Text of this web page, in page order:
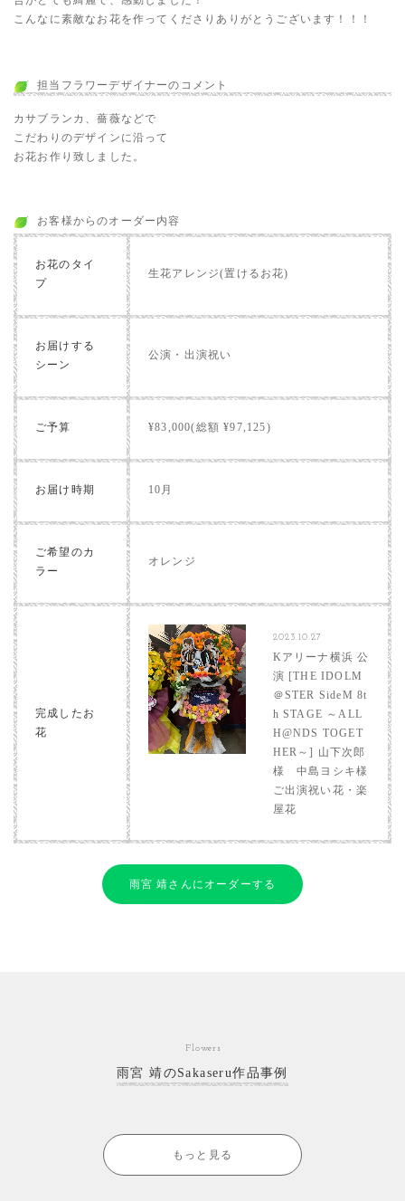
こんなに素敵なお花を作ってくださりありがとうございます！！！
担当フラワーデザイナーのコメント
カサブランカ、薔薇などで
こだわりのデザインに沿って
お花お作り致しました。
お客様からのオーダー内容
お花のタイ
プ
生花アレンジ(置けるお花)
お届けする
シーン
公演・出演祝い
ご予算 ¥83,000(総額 ¥97,125)
お届け時期 10月
ご希望のカ
ラー
オレンジ
完成したお
花
2023.10.27
Kアリーナ横浜 公
演 [THE IDOLM
＠STER SideM 8t
h STAGE ～ALL
H@NDS TOGET
HER～] 山下次郎
様 中島ヨシキ様
ご出演祝い花・楽
屋花
雨宮 靖さんにオーダーする
Flowers
雨宮 靖のSakaseru作品事例
もっと見る